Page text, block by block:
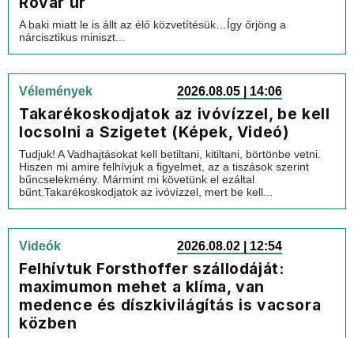
A baki miatt le is állt az élő közvetítésük…Így őrjöng a
nárcisztikus miniszt...
Vélemények 2026.08.05 | 14:06
Takarékoskodjatok az ivóvízzel, be kell
locsolni a Szigetet (Képek, Videó)
Tudjuk! A Vadhajtásokat kell betiltani, kitiltani, börtönbe vetni.
Hiszen mi amire felhívjuk a figyelmet, az a tiszások szerint
bűncselekmény. Mármint mi követünk el ezáltal
bűnt.Takarékoskodjatok az ivóvízzel, mert be kell...
Videók 2026.08.02 | 12:54
Felhívtuk Forsthoffer szállodáját:
maximumon mehet a klíma, van
medence és díszkivilágítás is vacsora
közben